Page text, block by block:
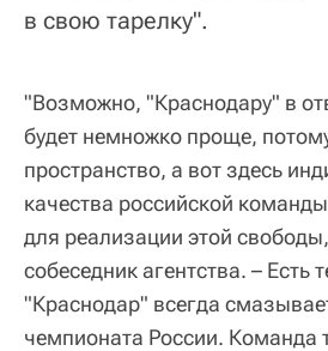
в свою тарелку".
"Возможно, "Краснодару" в
будет немножко проще,
пространство, а вот здесь
качества российской
для реализации этой
собеседник агентства. – Есть
"Краснодар" всегда
чемпионата России. Команда